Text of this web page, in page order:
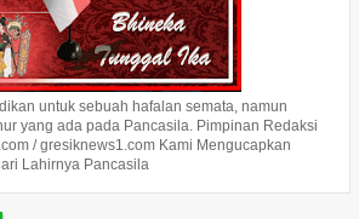
untuk sebuah hafalan semata, namun
yang ada pada Pancasila. Pimpinan Redaksi
/ gresiknews1.com Kami Mengucapkan
Lahirnya Pancasila